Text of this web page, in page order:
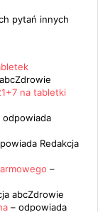
pytań innych
na tabletki
odpowiada
Redakcja
–
abcZdrowie
– odpowiada